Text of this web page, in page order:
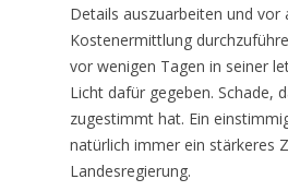
Details auszuarbeiten und vor
Kostenermittlung
vor wenigen Tagen in seiner
Licht dafür gegeben. Schade,
zugestimmt hat. Ein
natürlich immer ein stärkeres
Landesregierung.